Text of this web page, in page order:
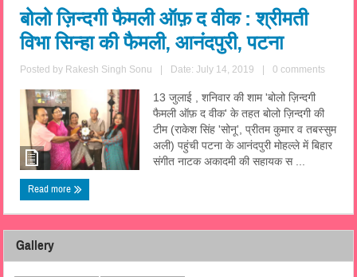
बोलो ज़िन्दगी फैमली ऑफ़ द वीक : श्रीमती
विभा सिन्हा की फैमली, आनंदपुरी, पटना
Posted by Rakesh Singh Sonu Date: July 14, 2019 0 comments
13 जुलाई , शनिवार की शाम 'बोलो ज़िन्दगी
फैमली ऑफ़ द वीक' के तहत बोलो ज़िन्दगी की
टीम (राकेश सिंह 'सोनू', प्रीतम कुमार व तबस्सुम
अली) पहुंची पटना के आनंदपुरी मोहल्ले में बिहार
संगीत नाटक अकादमी की सहायक स ...
Read more
Gallery